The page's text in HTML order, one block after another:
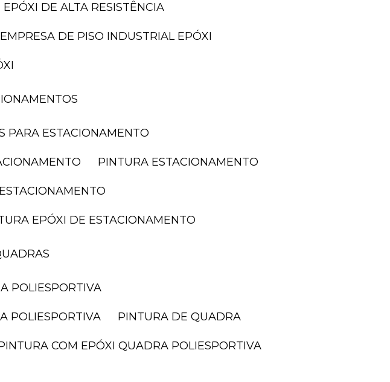
EPÓXI DE ALTA RESISTÊNCIA
EMPRESA DE PISO INDUSTRIAL EPÓXI
PARA ESTACIONAMENTO
PINTURA ESTACIONAMENTO
EPÓXI DE ESTACIONAMENTO
POLIESPORTIVA
POLIESPORTIVA PINTURA DE QUADRA
PINTURA COM EPÓXI QUADRA POLIESPORTIVA